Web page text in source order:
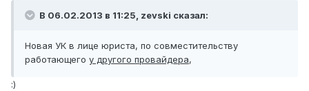
В 06.02.2013 в 11:25, zevski сказал:
Новая УК в лице юриста, по совместительству
работающего у другого провайдера,
:)